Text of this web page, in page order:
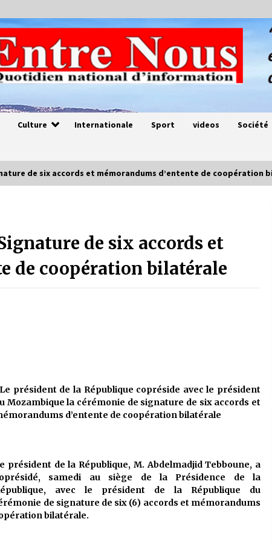
Culture Internationale Sport videos Société
Quand on va vite
contes et à quoi servent-ils?
5 ans ago
de six accords et mémorandums d’entente de coopération
de six accords et
de coopération bilatérale
Le président de la République copréside avec le président
Mozambique la cérémonie de signature de six accords et
d’entente de coopération bilatérale
président de la République, M. Abdelmadjid Tebboune, a
samedi au siège de la Présidence de la
avec le président de la République du
de signature de six (6) accords et mémorandums
bilatérale.